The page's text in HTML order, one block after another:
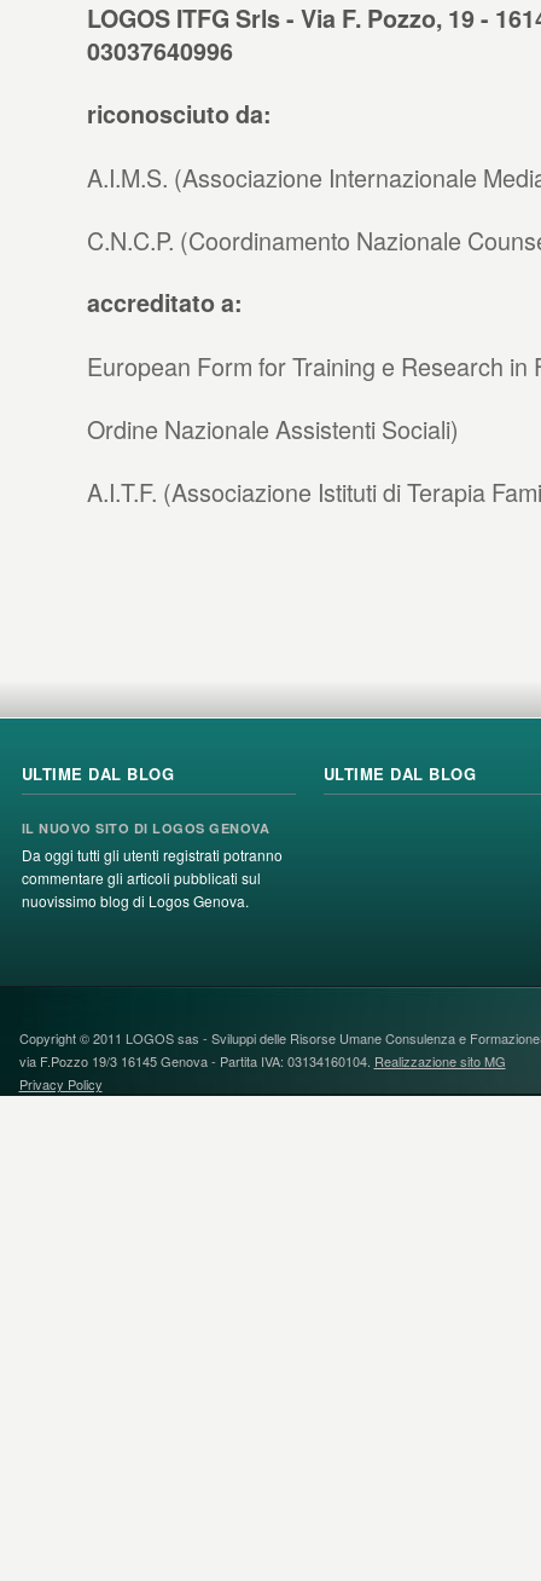
LOGOS ITFG Srls - Via F. Pozzo, 19 -
03037640996
riconosciuto da:
A.I.M.S. (Associazione Internazionale
C.N.C.P. (Coordinamento Nazionale
accreditato a:
European Form for Training e Research in
Ordine Nazionale Assistenti Sociali)
A.I.T.F. (Associazione Istituti di Terapia
ULTIME DAL BLOG
IL NUOVO SITO DI LOGOS GENOVA
Da oggi tutti gli utenti registrati potranno
commentare gli articoli pubblicati sul
nuovissimo blog di Logos Genova.
ULTIME DAL BLOG
Copyright © 2011 LOGOS sas - Sviluppi delle Risorse Umane Consulenza e
via F.Pozzo 19/3 16145 Genova - Partita IVA: 03134160104. Realizzazione sito MG
Privacy Policy